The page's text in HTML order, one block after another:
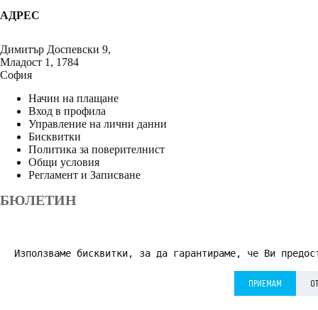
Използваме бисквитки, за да гарантираме, че Ви
ПРИЕМАМ
АДРЕС
Димитър Доспевски 9,
Младост 1, 1784
София
Начин на плащане
Вход в профила
Управление на лични данни
Бисквитки
Политика за поверителнист
Общи условия
Регламент и Записване
БЮЛЕТИН
АБОНИРАНЕ